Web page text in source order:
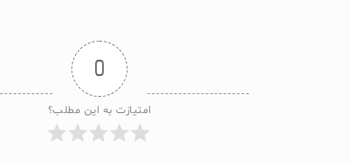
0
امتیازت به این مطلب؟